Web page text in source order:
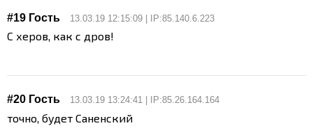
#19 Гость 13.03.19 12:15:09 | IP:85.140.6.223
С херов, как с дров!
#20 Гость 13.03.19 13:24:41 | IP:85.26.164.164
точно, будет Саненский